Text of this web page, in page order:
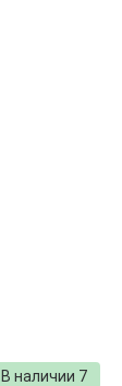
В наличии 7